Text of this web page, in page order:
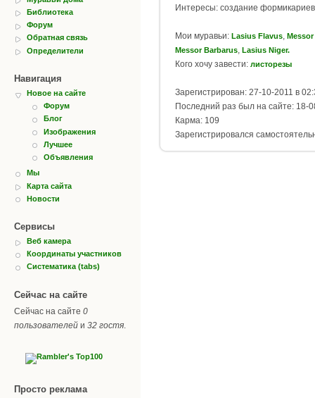
Библиотека
Форум
Обратная связь
Определители
Навигация
Новое на сайте
Форум
Блог
Изображения
Лучшее
Объявления
Мы
Карта сайта
Новости
Сервисы
Веб камера
Координаты участников
Систематика (tabs)
Сейчас на сайте
Сейчас на сайте 0
пользователей и 32 гостя.
Просто реклама
Интересы: создание
Мои муравьи: Lasius Flavus,
Messor Barbarus, Lasius Niger.
Кого хочу завести: листорезы
Зарегистрирован: 27-10-2011 в
Последний раз был на сайте: 18-
Карма: 109
Зарегистрировался